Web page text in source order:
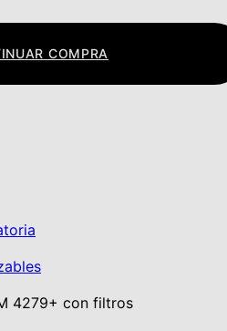
COMPRA
4279+ con filtros